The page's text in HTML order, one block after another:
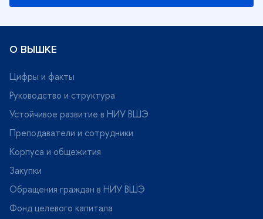
О ВЫШКЕ
Цифры и факты
Руководство и структура
Устойчивое развитие в НИУ ВШЭ
Преподаватели и сотрудники
Корпуса и общежития
Закупки
Обращения граждан в НИУ ВШЭ
Фонд целевого капитала